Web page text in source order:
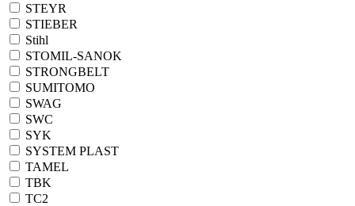
STEYR
STIEBER
Stihl
STOMIL-SANOK
STRONGBELT
SUMITOMO
SWAG
SWC
SYK
SYSTEM PLAST
TAMEL
TBK
TC2